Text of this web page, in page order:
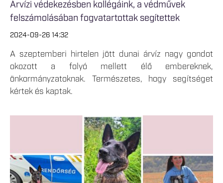
Árvízi védekezésben kollégáink, a védművek
felszámolásában fogvatartottak segítettek
2024-09-26 14:32
A szeptemberi hirtelen jött dunai árvíz nagy gondot
okozott a folyó mellett élő embereknek,
önkormányzatoknak. Természetes, hogy segítséget
kértek és kaptak.